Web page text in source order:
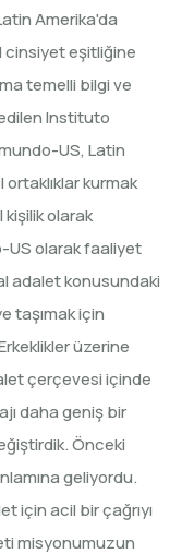
Amerika'da
cinsiyet eşitliğine
temelli bilgi ve
Instituto
US, Latin
ortaklıklar kurmak
kişilik olarak
US olarak faaliyet
adalet konusundaki
taşımak için
üzerine
çerçevesi içinde
daha geniş bir
Önceki
geliyordu.
için acil bir çağrıyı
misyonumuzun